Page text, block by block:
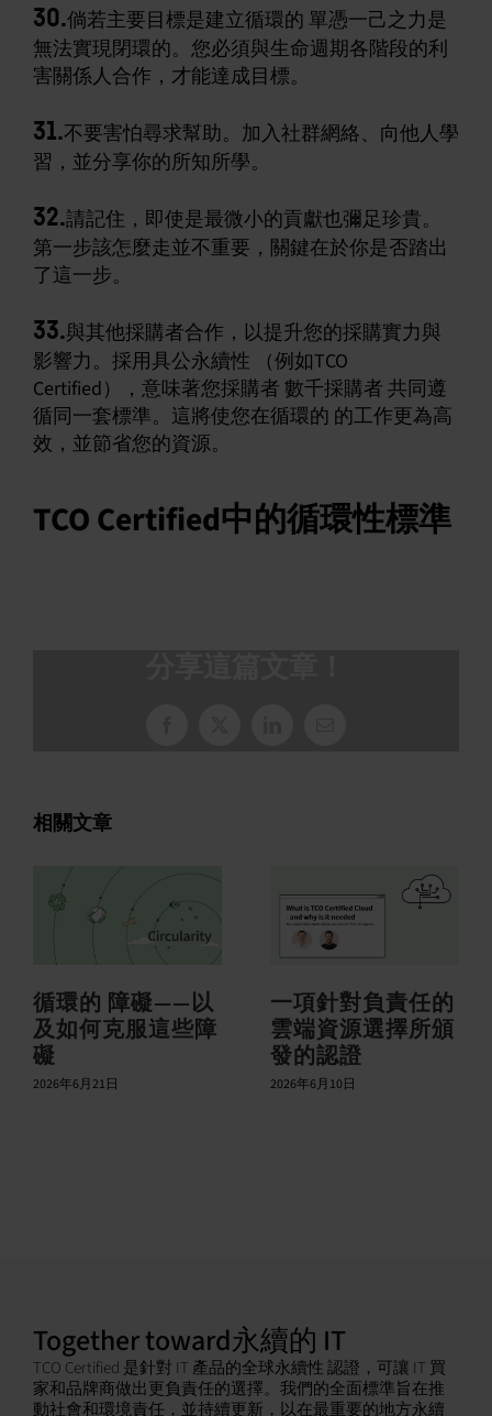
30.倘若主要目標是建立循環的 單憑一己之力是
無法實現閉環的。您必須與生命週期各階段的利
害關係人合作，才能達成目標。
31.不要害怕尋求幫助。加入社群網絡、向他人學
習，並分享你的所知所學。
32.請記住，即使是最微小的貢獻也彌足珍貴。
第一步該怎麼走並不重要，關鍵在於你是否踏出
了這一步。
33.與其他採購者合作，以提升您的採購實力與
影響力。採用具公永續性 （例如TCO
Certified），意味著您採購者 數千採購者 共同遵
循同一套標準。這將使您在循環的 的工作更為高
效，並節省您的資源。
TCO Certified中的循環性標準
相關文章
循環的 障礙——以
及如何克服這些障
礙
2026年6月21日
一項針對負責任的
雲端資源選擇所頒
發的認證
2026年6月10日
Together toward永續的 IT
TCO Certified 是針對 IT 產品的全球永續性 認證，可讓 IT 買
家和品牌商做出更負責任的選擇。我們的全面標準旨在推
動社會和環境責任，並持續更新，以在最重要的地方永續